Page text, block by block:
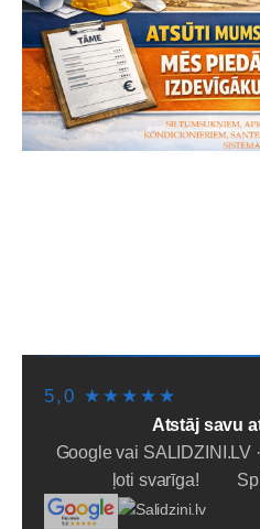
5,0 ★★★★★
Atstāj savu
Google vai SALIDZINI.LV
ļoti svarīga!